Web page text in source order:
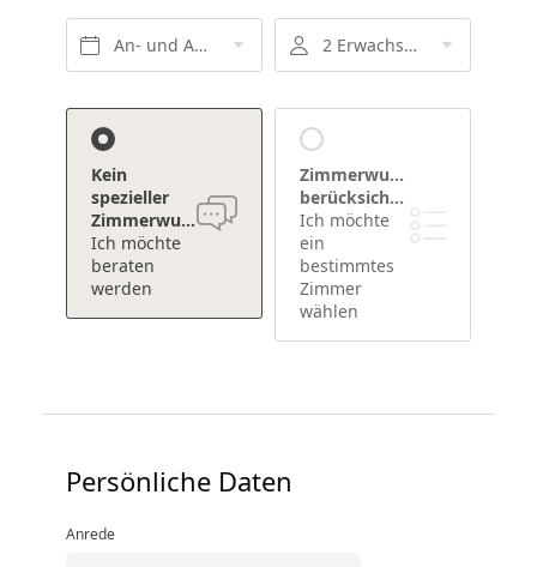
An- und Abreise* 2 Erwachsene
Kein
spezieller
Zimmerwunsch
Ich möchte
beraten
werden
Zimmerwunsch
berücksichtigen
Ich möchte
ein
bestimmtes
Zimmer
wählen
Persönliche Daten
Anrede